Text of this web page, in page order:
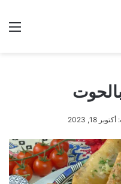
18, 2023